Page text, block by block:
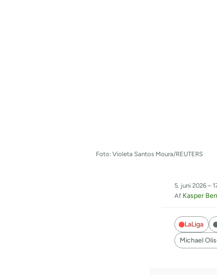
Foto: Violeta Santos Moura/REUTERS
5. juni 2026 –
Af Kasper
LaLiga
Michael